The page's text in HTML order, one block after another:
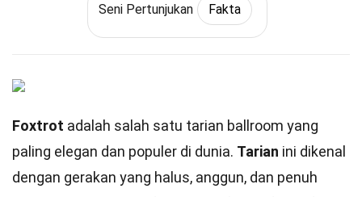
Seni Pertunjukan Fakta
Foxtrot adalah salah satu tarian ballroom yang
paling elegan dan populer di dunia. Tarian ini dikenal
dengan gerakan yang halus, anggun, dan penuh